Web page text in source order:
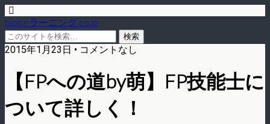
blog.eラーニング.co.jp
2015年1月23日 • コメントなし
【FPへの道by萌】FP技能士に
ついて詳しく！